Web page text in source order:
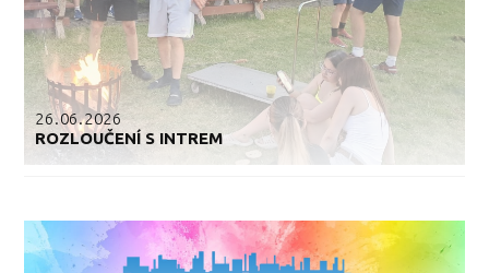
26.06.2026
ROZLOUČENÍ S INTREM